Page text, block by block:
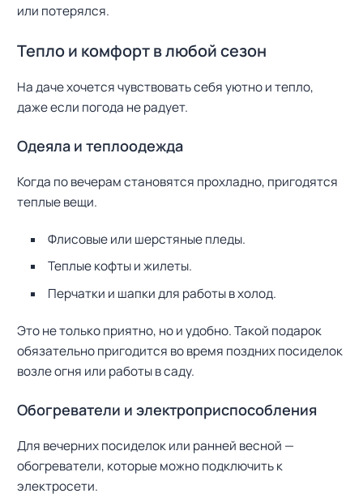
или потерялся.
Тепло и комфорт в любой сезон
На даче хочется чувствовать себя уютно и тепло,
даже если погода не радует.
Одеяла и теплоодежда
Когда по вечерам становятся прохладно, пригодятся
теплые вещи.
Флисовые или шерстяные пледы.
Теплые кофты и жилеты.
Перчатки и шапки для работы в холод.
Это не только приятно, но и удобно. Такой подарок
обязательно пригодится во время поздних посиделок
возле огня или работы в саду.
Обогреватели и электроприспособления
Для вечерних посиделок или ранней весной —
обогреватели, которые можно подключить к
электросети.